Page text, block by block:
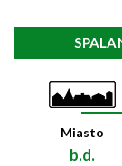
Miasto
b.d.